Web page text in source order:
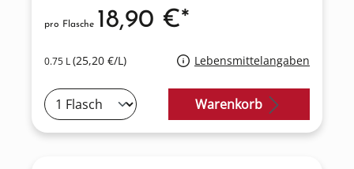
0.75 L(25,20 €/L) Lebensmittelangaben
pro Flasche 18,90 €*
Warenkorb